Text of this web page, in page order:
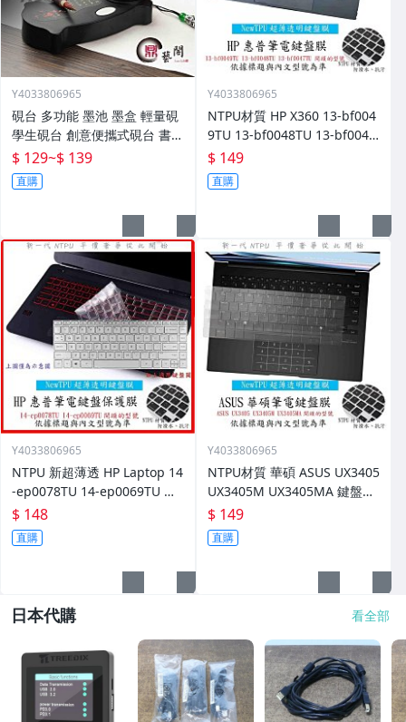
Y4033806965
硯台 多功能 墨池 墨盒 輕量硯
學生硯台 創意便攜式硯台 書法
專用 毛筆墨水盒 墨盒 墨碟 免
洗硯台
$ 129~$ 139
直購
Y4033806965
NTPU材質 HP X360 13-bf004
9TU 13-bf0048TU 13-bf0047
TU 鍵盤保護套 鍵盤膜 鍵盤套
鍵盤保護膜
$ 149
直購
Y4033806965
NTPU 新超薄透 HP Laptop 14
-ep0078TU 14-ep0069TU 鍵
盤膜 鍵盤保護套 保護膜
$ 148
直購
Y4033806965
NTPU材質 華碩 ASUS UX3405
UX3405M UX3405MA 鍵盤保
護套 鍵盤膜 鍵盤套 鍵盤保護
膜
$ 149
直購
日本代購 看全部